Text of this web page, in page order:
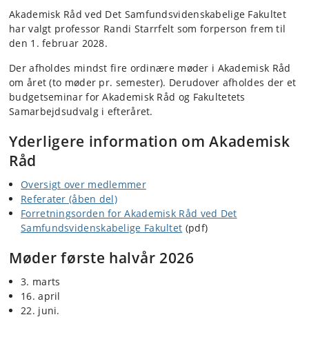
Akademisk Råd ved Det Samfundsvidenskabelige Fakultet
har valgt professor Randi Starrfelt som forperson frem til
den 1. februar 2028.
Der afholdes mindst fire ordinære møder i Akademisk Råd
om året (to møder pr. semester). Derudover afholdes der et
budgetseminar for Akademisk Råd og Fakultetets
Samarbejdsudvalg i efteråret.
Yderligere information om Akademisk
Råd
Oversigt over medlemmer
Referater (åben del)
Forretningsorden for Akademisk Råd ved Det
Samfundsvidenskabelige Fakultet (pdf)
Møder første halvår 2026
3. marts
16. april
22. juni.